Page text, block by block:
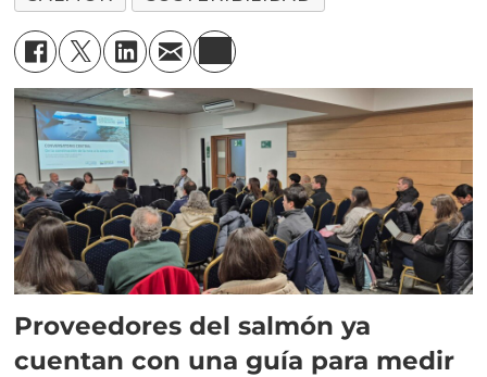
Proveedores del salmón ya
cuentan con una guía para medir